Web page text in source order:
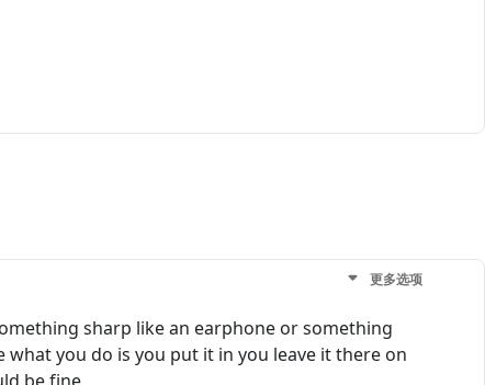
更多选项
sharp like an earphone or something
you do is you put it in you leave it there on